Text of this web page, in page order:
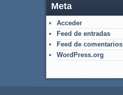
Meta
Acceder
Feed de entradas
Feed de comentarios
WordPress.org